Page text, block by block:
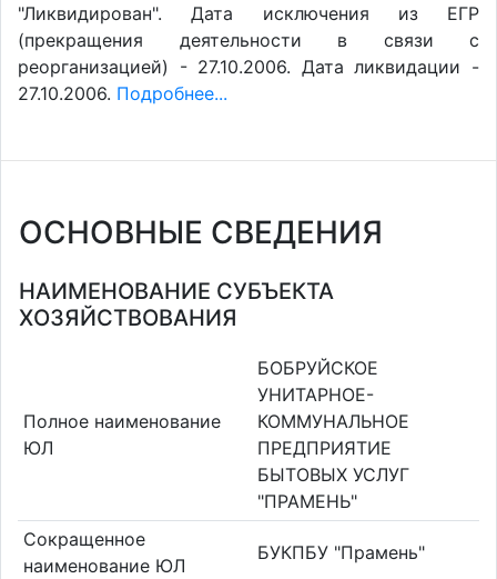
"Ликвидирован". Дата исключения из ЕГР
(прекращения деятельности в связи с
реорганизацией) - 27.10.2006. Дата ликвидации -
27.10.2006. Подробнее...
ОСНОВНЫЕ СВЕДЕНИЯ
НАИМЕНОВАНИЕ СУБЪЕКТА
ХОЗЯЙСТВОВАНИЯ
Полное наименование
ЮЛ
БОБРУЙСКОЕ
УНИТАРНОЕ-
КОММУНАЛЬНОЕ
ПРЕДПРИЯТИЕ
БЫТОВЫХ УСЛУГ
"ПРАМЕНЬ"
Сокращенное
наименование ЮЛ
БУКПБУ "Прамень"